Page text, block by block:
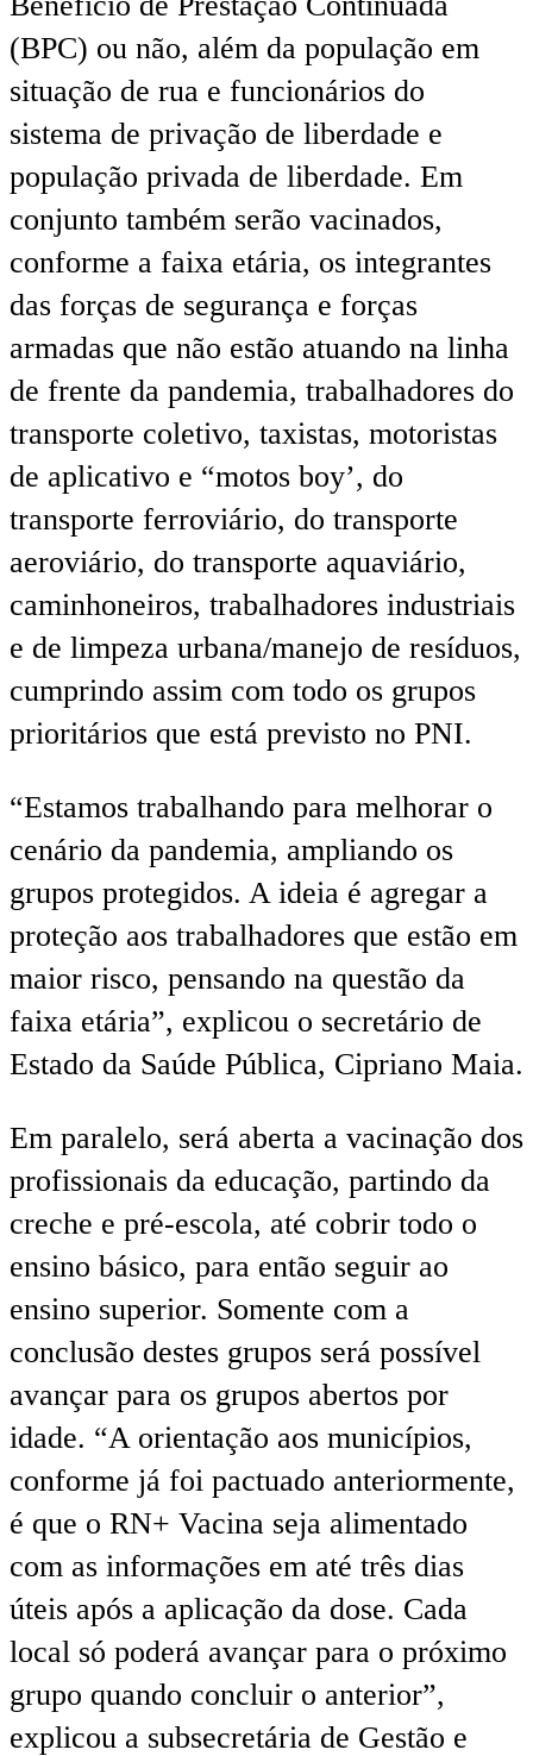
(BPC) ou não, além da população em
situação de rua e funcionários do
sistema de privação de liberdade e
população privada de liberdade. Em
conjunto também serão vacinados,
conforme a faixa etária, os integrantes
das forças de segurança e forças
armadas que não estão atuando na linha
de frente da pandemia, trabalhadores do
transporte coletivo, taxistas, motoristas
de aplicativo e “motos boy’, do
transporte ferroviário, do transporte
aeroviário, do transporte aquaviário,
caminhoneiros, trabalhadores industriais
e de limpeza urbana/manejo de resíduos,
cumprindo assim com todo os grupos
prioritários que está previsto no PNI.
“Estamos trabalhando para melhorar o
cenário da pandemia, ampliando os
grupos protegidos. A ideia é agregar a
proteção aos trabalhadores que estão em
maior risco, pensando na questão da
faixa etária”, explicou o secretário de
Estado da Saúde Pública, Cipriano Maia.
Em paralelo, será aberta a vacinação dos
profissionais da educação, partindo da
creche e pré-escola, até cobrir todo o
ensino básico, para então seguir ao
ensino superior. Somente com a
conclusão destes grupos será possível
avançar para os grupos abertos por
idade. “A orientação aos municípios,
conforme já foi pactuado anteriormente,
é que o RN+ Vacina seja alimentado
com as informações em até três dias
úteis após a aplicação da dose. Cada
local só poderá avançar para o próximo
grupo quando concluir o anterior”,
explicou a subsecretária de Gestão e